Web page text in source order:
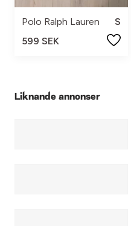
Polo Ralph Lauren
S
599 SEK
Liknande annonser